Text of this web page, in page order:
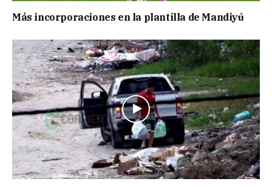
Más incorporaciones en la plantilla de Mandiyú